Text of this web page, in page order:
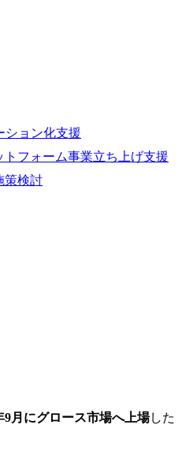
ション化支援
フォーム事業立ち上げ支援
策検討
9月にグロース市場へ上場した